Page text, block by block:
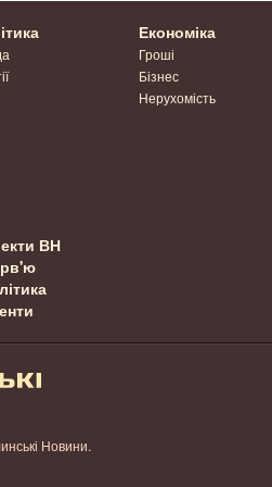
Економіка
Гроші
Бізнес
Нерухомість
ВН
Новини.